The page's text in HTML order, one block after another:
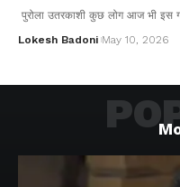
पुरोला उतरकाशी कुछ लोग आज भी इस
Lokesh Badoni May 10, 2026